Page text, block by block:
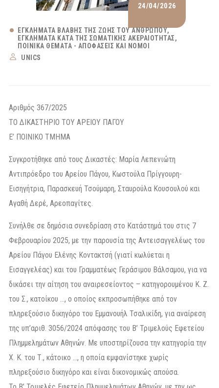
24/04/2026
ΕΓΚΛΉΜΑΤΑ ΒΛΆΒΗΣ ΤΗΣ ΖΩΉΣ ΤΟΥ ΑΝΘΡΏΠΟΥ
ΕΓΚΛΉΜΑΤΑ ΚΑΤΆ ΤΗΣ ΣΩΜΑΤΙΚΉΣ ΑΚΕΡΑΙΌΤΗΤΑΣ
ΠΟΙΝΙΚΆ ΘΈΜΑΤΑ - ΑΠΟΦΆΣΕΙΣ ΚΑΙ ΝΌΜΟΙ
UNICS
Αριθμός 367/2025
ΤΟ ΔΙΚΑΣΤΗΡΙΟ ΤΟΥ ΑΡΕΙΟΥ ΠΑΓΟΥ
Ε’ ΠΟΙΝΙΚΟ ΤΜΗΜΑ
Συγκροτήθηκε από τους Δικαστές: Μαρία Λεπενιώτη
Αντιπρόεδρο του Αρείου Πάγου, Κωστούλα Πρίγγουρη-
Εισηγήτρια, Παρασκευή Τσούμαρη, Σταυρούλα Κουσουλού και
Αγαθή Δερέ, Αρεοπαγίτες.
Συνήλθε σε δημόσια συνεδρίαση στο Κατάστημά του στις 7
Φεβρουαρίου 2025, με την παρουσία της Αντεισαγγελέως του
Αρείου Πάγου Ελένης Κοντακτσή (γιατί κωλύεται η
Εισαγγελέας) και του Γραμματέως Γεράσιμου Βάλσαμου, για να
δικάσει την αίτηση του αναιρεσείοντος – κατηγορουμένου Κ. Ζ.
του Σ., κατοίκου …, ο οποίος εκπροσωπήθηκε από τον
πληρεξούσιο δικηγόρο του Εμμανουήλ Τσαλικίδη, για αναίρεση
της υπ’αριθ. 3056/2024 απόφασης του Β’ Τριμελούς Εφετείου
Πλημμελημάτων Αθηνών. Με υποστηρίζουσα την κατηγορία την
Χ. Κ. του Τ., κάτοικο …, η οποία εμφανίστηκε χωρίς
πληρεξούσιο δικηγόρο και είναι δικονομικώς απούσα.